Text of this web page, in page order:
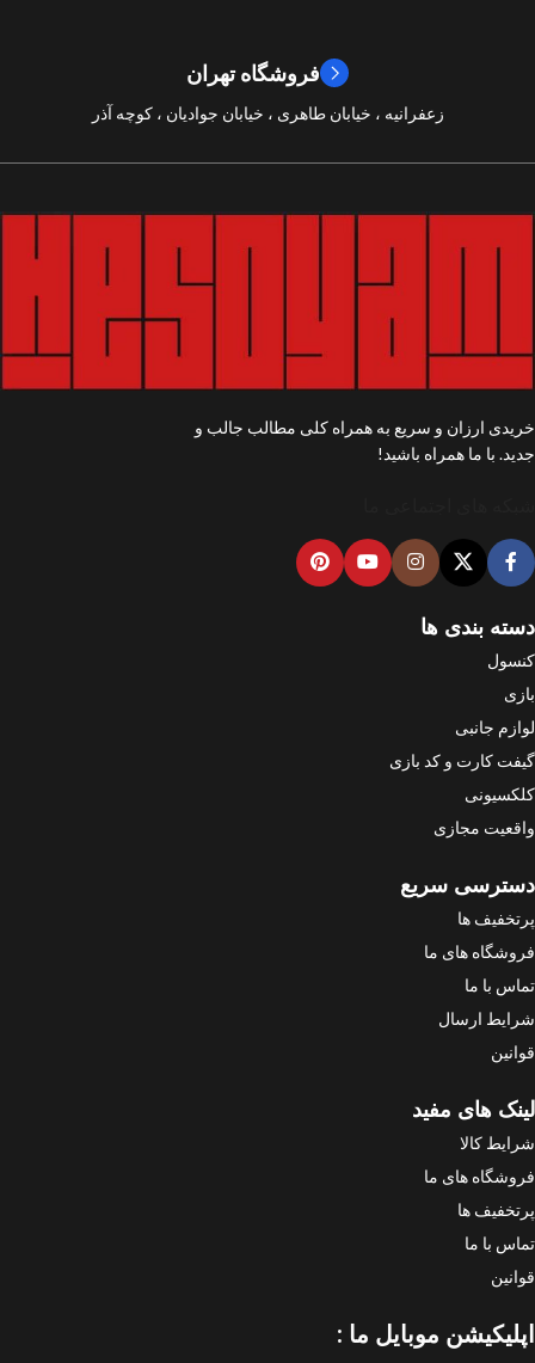
فروشگاه تهران
زعفرانیه ، خیابان طاهری ، خیابان جوادیان ، کوچه آذر
خریدی ارزان و سریع به همراه کلی مطالب جالب و
جدید. با ما همراه باشید!
دسته بندی ها
کنسول
بازی
لوازم جانبی
گیفت کارت و کد بازی
کلکسیونی
واقعیت مجازی
دسترسی سریع
پرتخفیف ها
فروشگاه های ما
تماس با ما
شرایط ارسال
قوانین
لینک های مفید
شرایط کالا
فروشگاه های ما
پرتخفیف ها
تماس با ما
قوانین
اپلیکیشن موبایل ما :